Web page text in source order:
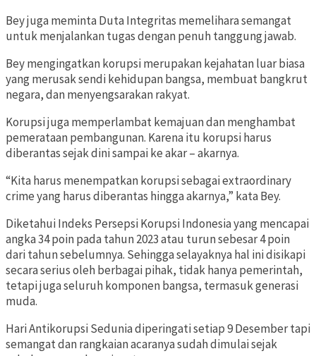
Bey juga meminta Duta Integritas memelihara semangat
untuk menjalankan tugas dengan penuh tanggung jawab.
Bey mengingatkan korupsi merupakan kejahatan luar biasa
yang merusak sendi kehidupan bangsa, membuat bangkrut
negara, dan menyengsarakan rakyat.
Korupsi juga memperlambat kemajuan dan menghambat
pemerataan pembangunan. Karena itu korupsi harus
diberantas sejak dini sampai ke akar – akarnya.
“Kita harus menempatkan korupsi sebagai extraordinary
crime yang harus diberantas hingga akarnya,” kata Bey.
Diketahui Indeks Persepsi Korupsi Indonesia yang mencapai
angka 34 poin pada tahun 2023 atau turun sebesar 4 poin
dari tahun sebelumnya. Sehingga selayaknya hal ini disikapi
secara serius oleh berbagai pihak, tidak hanya pemerintah,
tetapi juga seluruh komponen bangsa, termasuk generasi
muda.
Hari Antikorupsi Sedunia diperingati setiap 9 Desember tapi
semangat dan rangkaian acaranya sudah dimulai sejak